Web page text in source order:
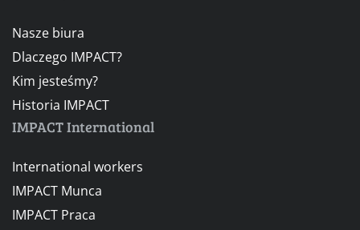
Nasze biura
Dlaczego IMPACT?
Kim jesteśmy?
Historia IMPACT
IMPACT International
International workers
IMPACT Munca
IMPACT Praca